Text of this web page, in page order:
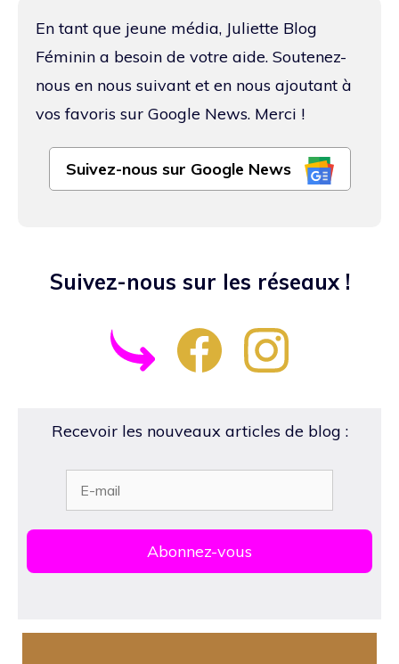
En tant que jeune média, Juliette Blog
Féminin a besoin de votre aide. Soutenez-
nous en nous suivant et en nous ajoutant à
vos favoris sur Google News. Merci !
Suivez-nous sur Google News
Suivez-nous sur les réseaux !
Recevoir les nouveaux articles de blog :